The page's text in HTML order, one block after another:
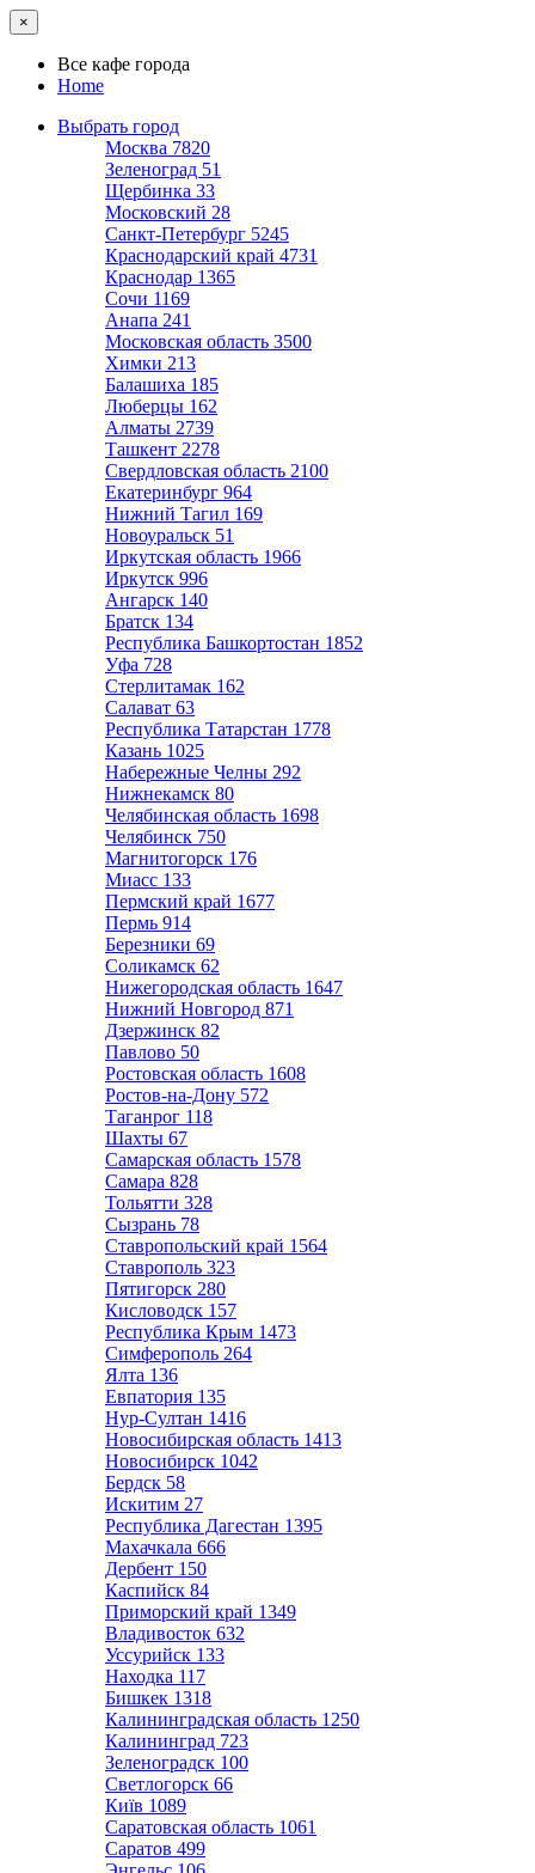
×
Все кафе города
Home
Выбрать город
Москва 7820
Зеленоград 51
Щербинка 33
Московский 28
Санкт-Петербург 5245
Краснодарский край 4731
Краснодар 1365
Сочи 1169
Анапа 241
Московская область 3500
Химки 213
Балашиха 185
Люберцы 162
Алматы 2739
Ташкент 2278
Свердловская область 2100
Екатеринбург 964
Нижний Тагил 169
Новоуральск 51
Иркутская область 1966
Иркутск 996
Ангарск 140
Братск 134
Республика Башкортостан 1852
Уфа 728
Стерлитамак 162
Салават 63
Республика Татарстан 1778
Казань 1025
Набережные Челны 292
Нижнекамск 80
Челябинская область 1698
Челябинск 750
Магнитогорск 176
Миасс 133
Пермский край 1677
Пермь 914
Березники 69
Соликамск 62
Нижегородская область 1647
Нижний Новгород 871
Дзержинск 82
Павлово 50
Ростовская область 1608
Ростов-на-Дону 572
Таганрог 118
Шахты 67
Самарская область 1578
Самара 828
Тольятти 328
Сызрань 78
Ставропольский край 1564
Ставрополь 323
Пятигорск 280
Кисловодск 157
Республика Крым 1473
Симферополь 264
Ялта 136
Евпатория 135
Нур-Султан 1416
Новосибирская область 1413
Новосибирск 1042
Бердск 58
Искитим 27
Республика Дагестан 1395
Махачкала 666
Дербент 150
Каспийск 84
Приморский край 1349
Владивосток 632
Уссурийск 133
Находка 117
Бишкек 1318
Калининградская область 1250
Калининград 723
Зеленоградск 100
Светлогорск 66
Київ 1089
Саратовская область 1061
Саратов 499